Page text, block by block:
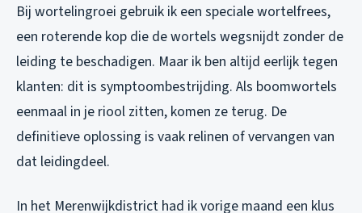
Bij wortelingroei gebruik ik een speciale wortelfrees,
een roterende kop die de wortels wegsnijdt zonder de
leiding te beschadigen. Maar ik ben altijd eerlijk tegen
klanten: dit is symptoombestrijding. Als boomwortels
eenmaal in je riool zitten, komen ze terug. De
definitieve oplossing is vaak relinen of vervangen van
dat leidingdeel.
In het Merenwijkdistrict had ik vorige maand een klus